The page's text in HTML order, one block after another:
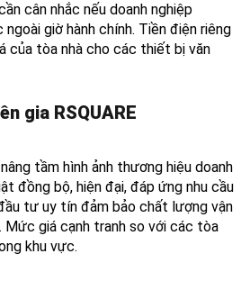
cân nhắc nếu doanh nghiệp
giờ hành chính. Tiền điện riêng
của tòa nhà cho các thiết bị văn
gia RSQUARE
tầm hình ảnh thương hiệu doanh
đồng bộ, hiện đại, đáp ứng nhu cầu
tư uy tín đảm bảo chất lượng vận
Mức giá cạnh tranh so với các tòa
khu vực.